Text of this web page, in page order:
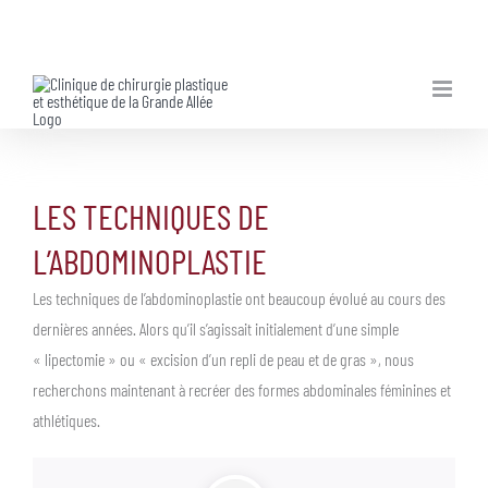
content
LES TECHNIQUES DE
L’ABDOMINOPLASTIE
Les techniques de l’abdominoplastie ont beaucoup évolué au cours des
dernières années. Alors qu’il s’agissait initialement d’une simple
« lipectomie » ou « excision d’un repli de peau et de gras », nous
recherchons maintenant à recréer des formes abdominales féminines et
athlétiques.